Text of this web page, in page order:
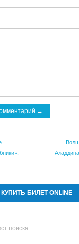
КУПИТЬ БИЛЕТ ONLINE